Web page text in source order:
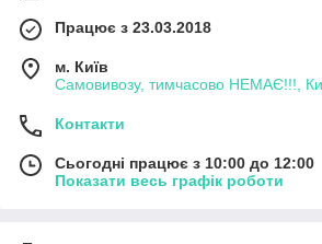
Працює з 23.03.2018
м. Київ
Самовивозу, тимчасово НЕМАЄ!!!,
Контакти
Сьогодні працює з 10:00 до 12:00
Показати весь графік роботи